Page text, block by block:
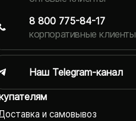
и самовывоз
8 800 775-84-17
корпоративные клиенты
Наш Telegram-канал